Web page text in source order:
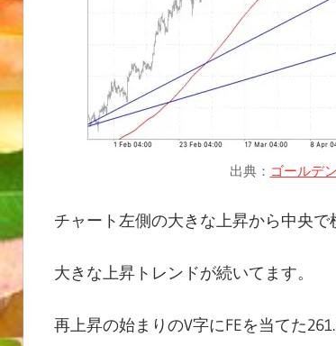
出典： ゴールデ
チャート左側の大きな上昇から中央で
大きな上昇トレンドが続いてます。
再上昇の始まりのV字にFEを当てた